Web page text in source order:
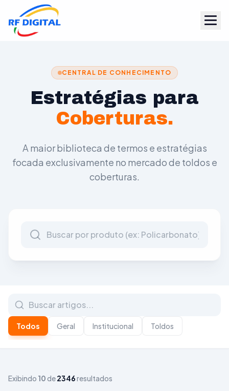
CENTRAL DE CONHECIMENTO
Estratégias para
Coberturas.
A maior biblioteca de termos e estratégias
focada exclusivamente no mercado de toldos e
coberturas.
Todos Geral Institucional Toldos
Exibindo 10de2346resultados